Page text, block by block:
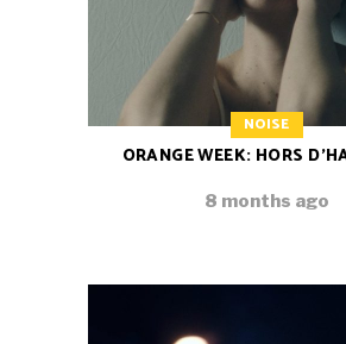
NOISE
ORANGE WEEK: HORS
8 months ago